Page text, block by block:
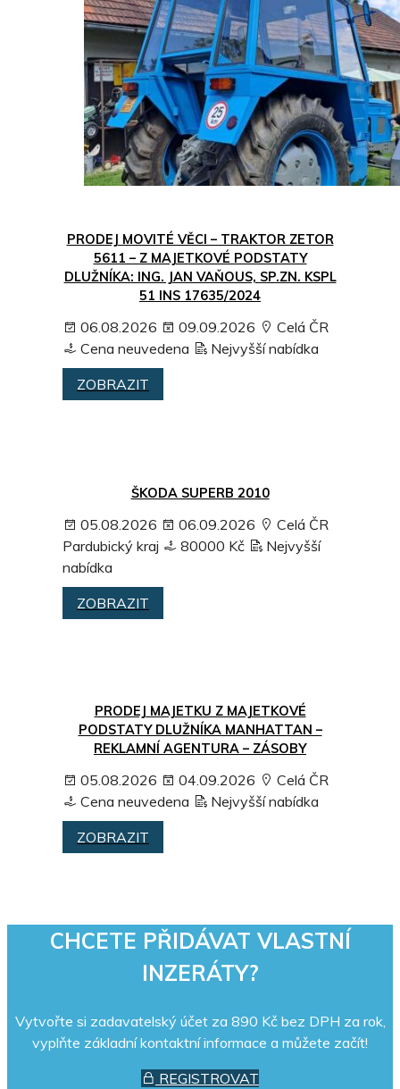
PRODEJ MOVITÉ VĚCI – TRAKTOR ZETOR
5611 – Z MAJETKOVÉ PODSTATY
DLUŽNÍKA: ING. JAN VAŇOUS, SP.ZN. KSPL
51 INS 17635/2024
06.08.2026 09.09.2026
Celá ČR
Cena neuvedena
Nejvyšší nabídka
ZOBRAZIT
ŠKODA SUPERB 2010
05.08.2026 06.09.2026
Celá ČR
Pardubický kraj
80000 Kč
Nejvyšší
nabídka
ZOBRAZIT
PRODEJ MAJETKU Z MAJETKOVÉ
PODSTATY DLUŽNÍKA MANHATTAN –
REKLAMNÍ AGENTURA – ZÁSOBY
05.08.2026 04.09.2026
Celá ČR
Cena neuvedena
Nejvyšší nabídka
ZOBRAZIT
CHCETE PŘIDÁVAT VLASTNÍ
INZERÁTY?
Vytvořte si zadavatelský účet za 890 Kč bez DPH za rok,
vyplňte základní kontaktní informace a můžete začít!
REGISTROVAT